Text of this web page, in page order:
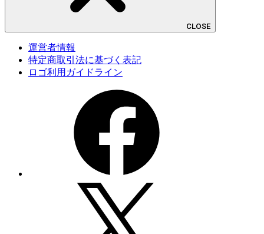
CLOSE
運営者情報
特定商取引法に基づく表記
ロゴ利用ガイドライン